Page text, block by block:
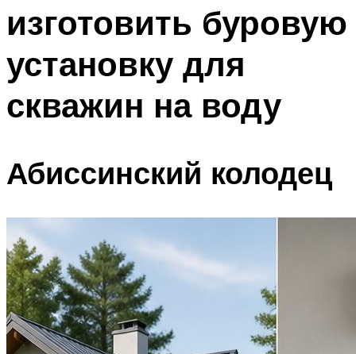
Меню
изготовить буровую
установку для
скважин на воду
Абиссинский колодец